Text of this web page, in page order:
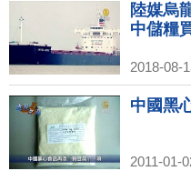
陸媒烏
中儲糧
2018-08-
中國黑
2011-01-